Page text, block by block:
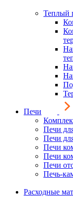
Теплый
Печи
Печи
Печи
Печи
Печи
Печи
Печь-
Расходные